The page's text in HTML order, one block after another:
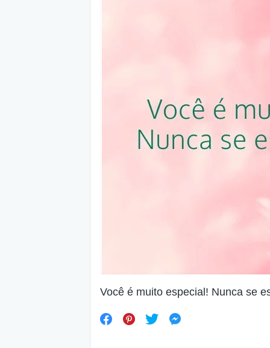
Você é muito especial! Nunca se